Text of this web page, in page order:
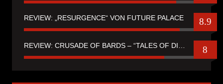
REVIEW: „RESURGENCE“ VON FUTURE PALACE 8.9
8